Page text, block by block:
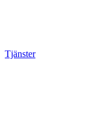
Tjänster